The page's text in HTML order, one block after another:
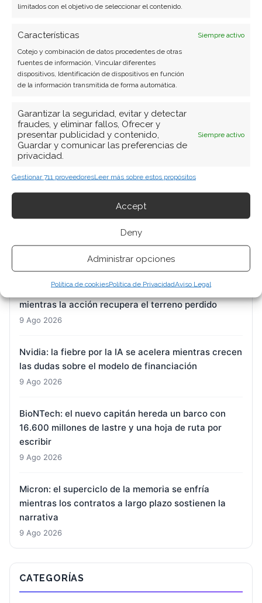
limitados con el objetivo de seleccionar el contenido.
Características
Siempre activo
Cotejo y combinación de datos procedentes de otras
fuentes de información, Vincular diferentes
dispositivos, Identificación de dispositivos en función
de la información transmitida de forma automática.
Garantizar la seguridad, evitar y detectar
fraudes, y eliminar fallos, Ofrecer y
presentar publicidad y contenido,
Guardar y comunicar las preferencias de
privacidad.
Siempre activo
Gestionar 711 proveedoresLeer más sobre estos propósitos
Accept
Deny
Administrar opciones
Política de cookiesPolítica de PrivacidadAviso Legal
BUSCAR
Almonty: el productor de wolframio que se juega su
valoración en los resultados de Sangdong
DroneShield: Wall Street refuerza su apuesta
mientras la acción recupera el terreno perdido
9 Ago 2026
Nvidia: la fiebre por la IA se acelera mientras crecen
las dudas sobre el modelo de financiación
9 Ago 2026
BioNTech: el nuevo capitán hereda un barco con
16.600 millones de lastre y una hoja de ruta por
escribir
9 Ago 2026
Micron: el superciclo de la memoria se enfría
mientras los contratos a largo plazo sostienen la
narrativa
9 Ago 2026
CATEGORÍAS